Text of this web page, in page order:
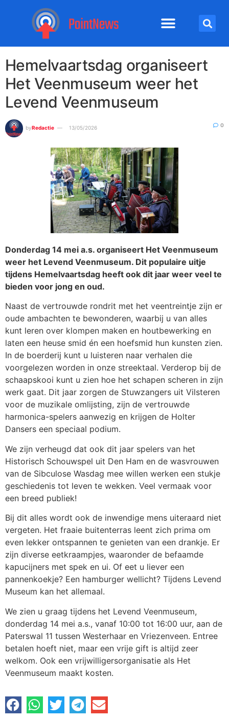
Hemelvaartsdag organiseert
Het Veenmuseum weer het
Levend Veenmuseum
byRedactie 13/05/2026 0
Donderdag 14 mei a.s. organiseert Het Veenmuseum
weer het Levend Veenmuseum. Dit populaire uitje
tijdens Hemelvaartsdag heeft ook dit jaar weer veel te
bieden voor jong en oud.
Naast de vertrouwde rondrit met het veentreintje zijn er
oude ambachten te bewonderen, waarbij u van alles
kunt leren over klompen maken en houtbewerking en
laten een heuse smid én een hoefsmid hun kunsten zien.
In de boerderij kunt u luisteren naar verhalen die
voorgelezen worden in onze streektaal. Verderop bij de
schaapskooi kunt u zien hoe het schapen scheren in zijn
werk gaat. Dit jaar zorgen de Stuwzangers uit Vilsteren
voor de muzikale omlijsting, zijn de vertrouwde
harmonica-spelers aanwezig en krijgen de Holter
Dansers een speciaal podium.
We zijn verheugd dat ook dit jaar spelers van het
Historisch Schouwspel uit Den Ham en de wasvrouwen
van de Sibculose Wasdag mee willen werken een stukje
geschiedenis tot leven te wekken. Veel vermaak voor
een breed publiek!
Bij dit alles wordt ook de inwendige mens uiteraard niet
vergeten. Het fraaie buitenterras leent zich prima om
even lekker ontspannen te genieten van een drankje. Er
zijn diverse eetkraampjes, waaronder de befaamde
kapucijners met spek en ui. Of eet u liever een
pannenkoekje? Een hamburger wellicht? Tijdens Levend
Museum kan het allemaal.
We zien u graag tijdens het Levend Veenmuseum,
donderdag 14 mei a.s., vanaf 10:00 tot 16:00 uur, aan de
Paterswal 11 tussen Westerhaar en Vriezenveen. Entree
betalen hoeft niet, maar een vrije gift is altijd zeer
welkom. Ook een vrijwilligersorganisatie als Het
Veenmuseum maakt kosten.